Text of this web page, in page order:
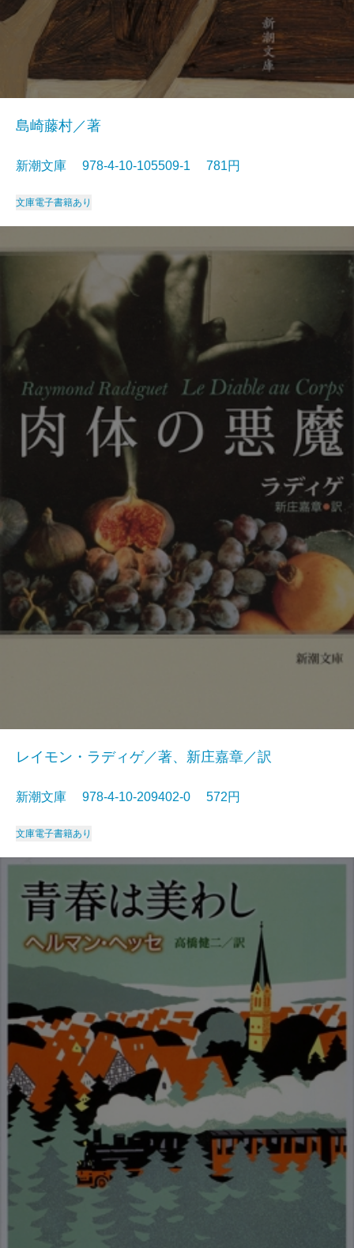
島崎藤村／著
新潮文庫 978-4-10-105509-1 781円
文庫電子書籍あり
レイモン・ラディゲ／著、新庄嘉章／訳
新潮文庫 978-4-10-209402-0 572円
文庫電子書籍あり